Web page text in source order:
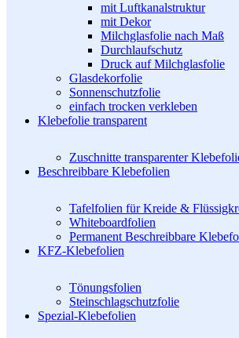
mit Luftkanalstruktur
mit Dekor
Milchglasfolie nach Maß
Durchlaufschutz
Druck auf Milchglasfolie
Glasdekorfolie
Sonnenschutzfolie
einfach trocken verkleben
Klebefolie transparent
Zuschnitte transparenter
Beschreibbare Klebefolien
Tafelfolien für Kreide &
Whiteboardfolien
Permanent Beschreibbare
KFZ-Klebefolien
Tönungsfolien
Steinschlagschutzfolie
Spezial-Klebefolien